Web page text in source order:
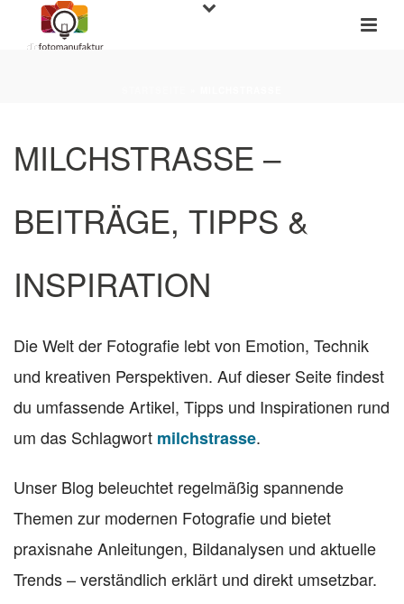
MILCHSTRASSE –
BEITRÄGE, TIPPS &
INSPIRATION
Die Welt der Fotografie lebt von Emotion, Technik
und kreativen Perspektiven. Auf dieser Seite findest
du umfassende Artikel, Tipps und Inspirationen rund
um das Schlagwort milchstrasse.
Unser Blog beleuchtet regelmäßig spannende
Themen zur modernen Fotografie und bietet
praxisnahe Anleitungen, Bildanalysen und aktuelle
Trends – verständlich erklärt und direkt umsetzbar.